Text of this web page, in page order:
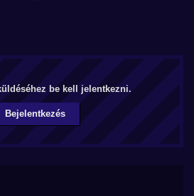
be kell jelentkezni.
Bejelentkezés